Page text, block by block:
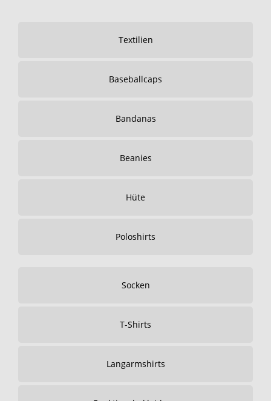
Textilien
Baseballcaps
Bandanas
Beanies
Hüte
Poloshirts
Socken
T-Shirts
Langarmshirts